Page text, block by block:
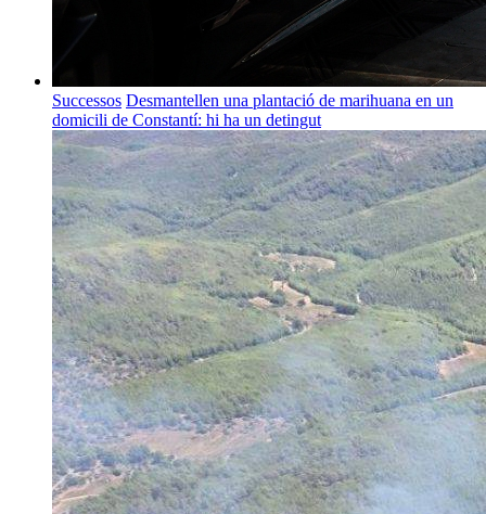
Successos Desmantellen una plantació de marihuana en un
domicili de Constantí: hi ha un detingut